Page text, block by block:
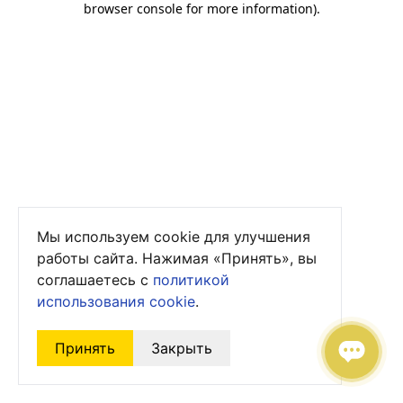
browser console for more information).
Мы используем cookie для улучшения
работы сайта. Нажимая «Принять», вы
соглашаетесь с политикой
использования cookie.
Принять Закрыть